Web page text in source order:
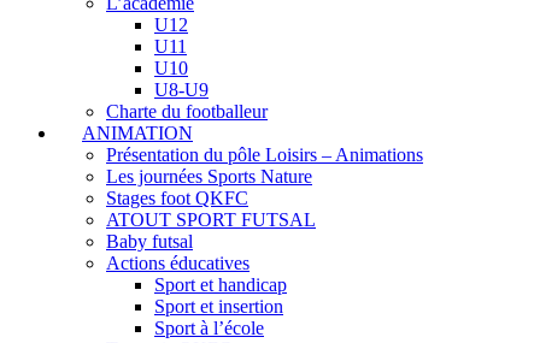
U12
U11
U10
U8-U9
Charte du footballeur
ANIMATION
Présentation du pôle Loisirs – Animations
Les journées Sports Nature
Stages foot QKFC
ATOUT SPORT FUTSAL
Baby futsal
Actions éducatives
Sport et handicap
Sport et insertion
Sport à l’école